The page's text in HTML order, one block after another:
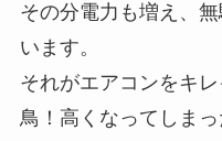
その分電力も増え、
います。
それがエアコンをキ
鳥！高くなってしま